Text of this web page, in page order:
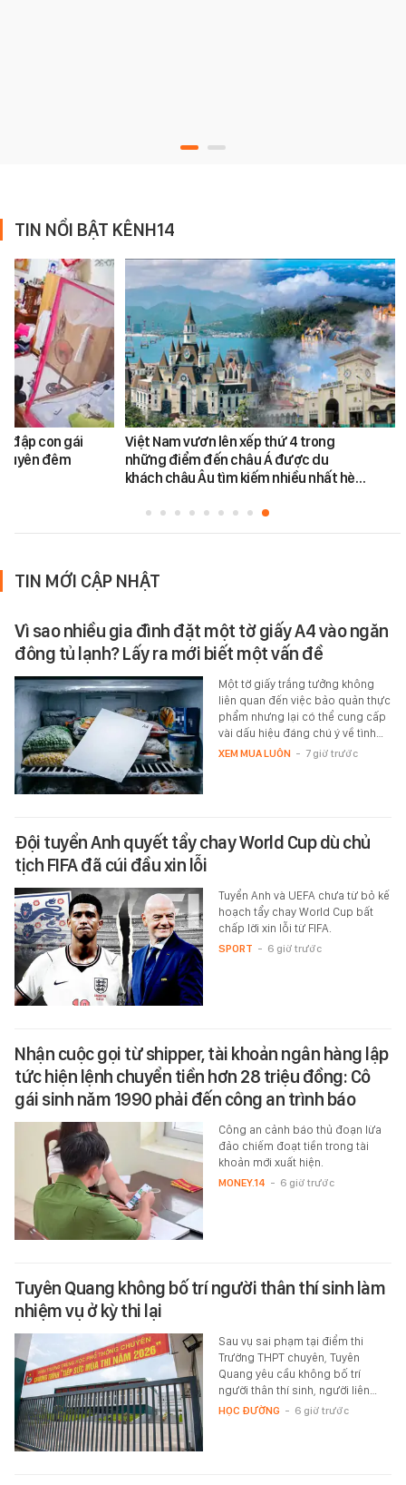
TIN NỔI BẬT KÊNH14
đập con gái
đêm
Việt Nam vươn lên xếp thứ 4 trong
những điểm đến châu Á được du
khách châu Âu tìm kiếm nhiều nhất hè…
TIN MỚI CẬP NHẬT
Vì sao nhiều gia đình đặt một tờ giấy A4 vào ngăn
đông tủ lạnh? Lấy ra mới biết một vấn đề
Một tờ giấy trắng tưởng không
liên quan đến việc bảo quản thực
phẩm nhưng lại có thể cung cấp
vài dấu hiệu đáng chú ý về tình…
XEM MUA LUÔN - 7 giờ trước
Đội tuyển Anh quyết tẩy chay World Cup dù chủ
tịch FIFA đã cúi đầu xin lỗi
Tuyển Anh và UEFA chưa từ bỏ kế
hoạch tẩy chay World Cup bất
chấp lời xin lỗi từ FIFA.
SPORT - 6 giờ trước
Nhận cuộc gọi từ shipper, tài khoản ngân hàng lập
tức hiện lệnh chuyển tiền hơn 28 triệu đồng: Cô
gái sinh năm 1990 phải đến công an trình báo
Công an cảnh báo thủ đoạn lừa
đảo chiếm đoạt tiền trong tài
khoản mới xuất hiện.
MONEY.14 - 6 giờ trước
Tuyên Quang không bố trí người thân thí sinh làm
nhiệm vụ ở kỳ thi lại
Sau vụ sai phạm tại điểm thi
Trường THPT chuyên, Tuyên
Quang yêu cầu không bố trí
người thân thí sinh, người liên…
HỌC ĐƯỜNG - 6 giờ trước